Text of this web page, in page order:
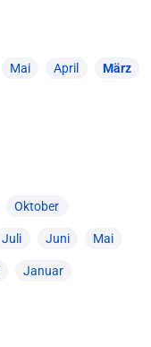
Mai April März
Oktober
Juli Juni Mai
Januar